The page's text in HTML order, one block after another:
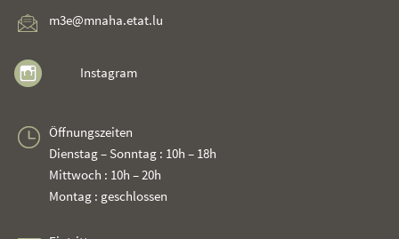
m3e@mnaha.etat.lu
Instagram
Öffnungszeiten
Dienstag – Sonntag : 10h – 18h
Mittwoch : 10h – 20h
Montag : geschlossen